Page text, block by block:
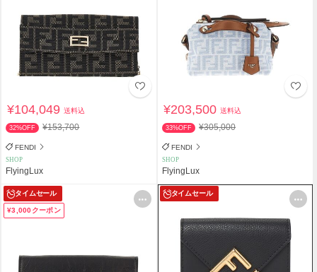
¥104,049送料込
32%OFF ¥153,700
FENDI
SHOP
FlyingLux
¥203,500送料込
33%OFF ¥305,000
FENDI
SHOP
FlyingLux
タイムセール
¥3,000クーポン
タイムセール